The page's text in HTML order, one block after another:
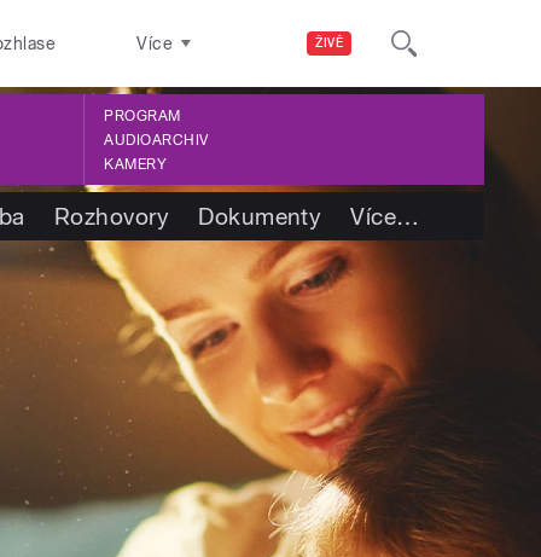
ŽIVĚ
Více
PROGRAM
AUDIOARCHIV
KAMERY
Rozhovory Dokumenty Více…